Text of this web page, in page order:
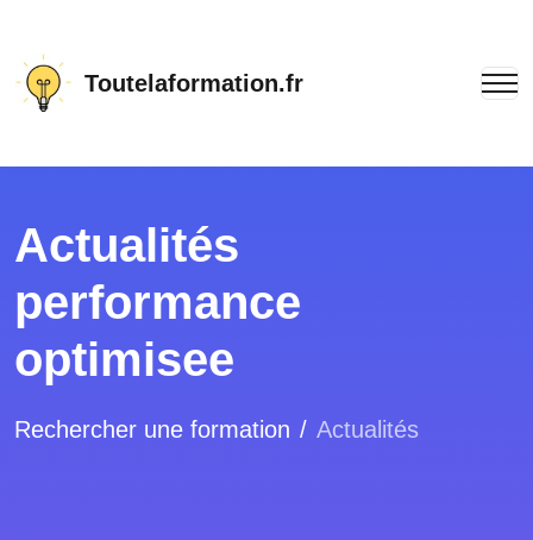
Toutelaformation.fr
Actualités
performance
optimisee
Rechercher une formation Actualités